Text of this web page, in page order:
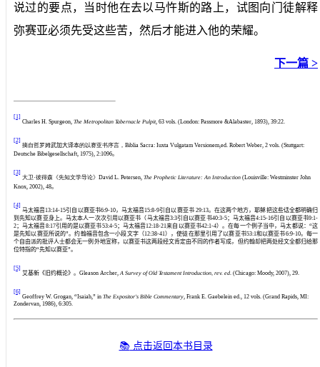
说过的要点，当时他在去以马忤斯的路上，试图向门徒解释
弥赛亚必须先受这些苦，然后才能进入他的荣耀。
下一篇 >
[1]
Charles H. Spurgeon, The Metropolitan Tabernacle Pulpit, 63 vols. (London: Passmore &Alabaster, 1893), 39:22.
[2]
摘自哲罗姆武加大译本的以赛亚书序言， Biblia Sacra: Iuxta Vulgatam Versionem,ed. Robert Weber, 2 vols. (Stuttgart:
Deutsche Bibelgesellschaft, 1975), 2:1096。
[3]
大卫·彼得森《先知文学导论》 David L. Petersen, The Prophetic Literature: An Introduction (Louisville: Westminster John
Knox, 2002), 48。
[4]
马太福音13:14-15引自以赛亚书6:9-10，马太福音15:8-9引自以赛亚书29:13。在这两个地方，耶稣把这些话全都明确归
到先知以赛亚身上。马太本人一次次引用以赛亚书（马太福音3:3引自以赛亚书40:3-5；马太福音4:15-16引自以赛亚书9:1-
2；马太福音8:17引用的是以赛亚书53:4-5；马太福音12:18-21来自以赛亚书42:1-4）。在每一个例子当中，马太都说：“这
是先知以赛亚所说的”。约翰福音包含一小段文字（12:38-41），使徒在那里引用了以赛亚书53:1和以赛亚书6:9-10。每一
个自由派的批评人士都会无一例外地宣称，以赛亚书这两段经文肯定由不同的作者写成，但约翰却把两处经文全都归给那
位特指的“先知以赛亚”。
[5]
艾基新《旧约概论》。 Gleason Archer,A Survey of Old Testament Introduction, rev. ed. (Chicago: Moody, 2007), 29.
[6]
Geoffrey W. Grogan, “Isaiah,” in The Expositor's Bible Commentary, Frank E. Gaebelein ed., 12 vols. (Grand Rapids, MI:
Zondervan, 1986), 6:305.
📚点击返回本书目录